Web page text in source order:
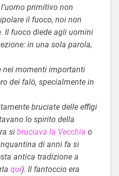
primitivo non
il fuoco, noi non
Il fuoco diede agli uomini
in una sola parola,
nei momenti importanti
dei falò, specialmente in
bruciate delle effigi
lo spirito della
si bruciava la Vecchia o
di anni fa si
antica tradizione a
qui). Il fantoccio era